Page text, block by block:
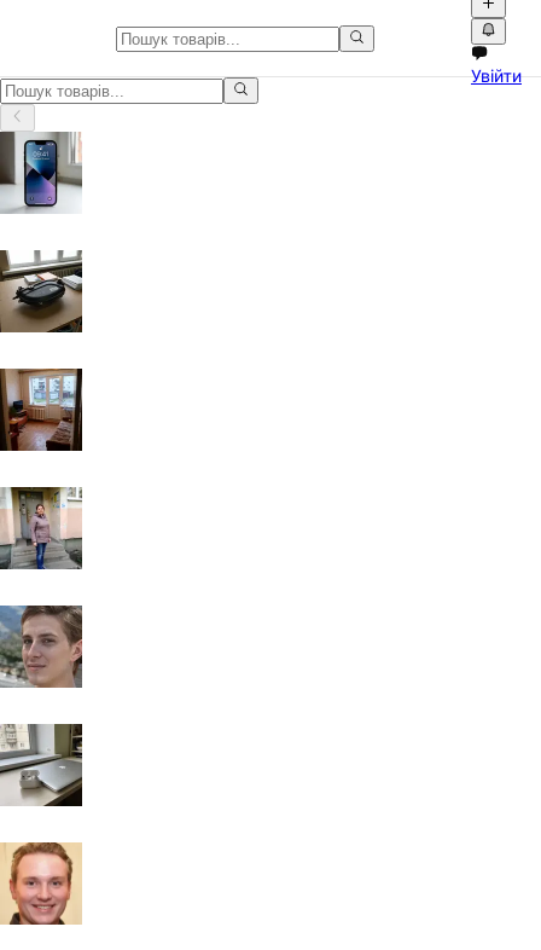
Електроніка у Одеса
Електроніка у Одеса: оголошення з фото, відео та зручним
Увійти